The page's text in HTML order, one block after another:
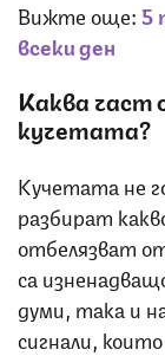
Вижте още:5
всеки ден
Каква част
кучетата?
Кучетата не
разбират
отбелязват
са
думи, така и
сигнали,